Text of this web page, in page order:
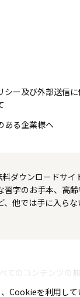
シー及び外部送信に
ある企業様へ
ダウンロードサ
字のお手本、高齢
他では手に入ら
Cookieを利用して